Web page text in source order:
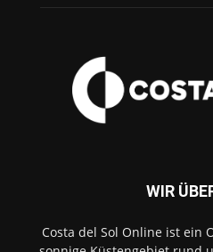
WIR
Costa del Sol Online ist ein